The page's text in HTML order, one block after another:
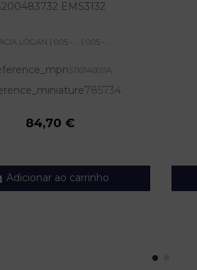
EMS3132
LOGAN | 0.05 - ... | 0.05 - ...
S110140011A
785734
84,70 €
Adicionar ao carrinho